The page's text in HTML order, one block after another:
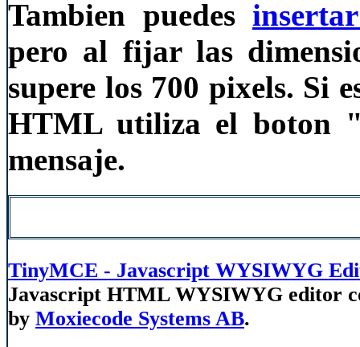
Tambien puedes
pero al fijar las
supere los 700 pixels. Si
HTML utiliza el boton
mensaje.
TinyMCE - Javascript WYSIWYG
Javascript HTML WYSIWYG editor
by Moxiecode Systems AB.